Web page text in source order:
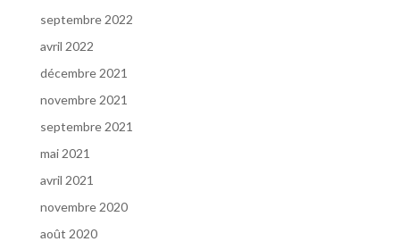
septembre 2022
avril 2022
décembre 2021
novembre 2021
septembre 2021
mai 2021
avril 2021
novembre 2020
août 2020